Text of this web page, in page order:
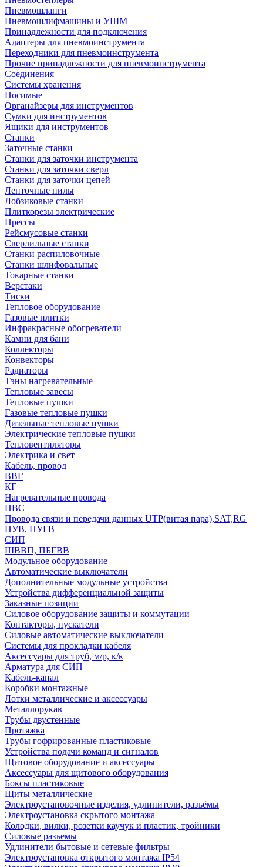
Пневмошланги
Пневмошлифмашины и УШМ
Принадлежности для подключения
Адаптеры для пневмоинструмента
Переходники для пневмоинструмента
Прочие принадлежности для пневмоинструмента
Соединения
Системы хранения
Носимые
Органайзеры для инструментов
Сумки для инструментов
Ящики для инструментов
Станки
Заточные станки
Станки для заточки инструмента
Станки для заточки сверл
Станки для заточки цепей
Ленточные пилы
Лобзиковые станки
Плиткорезы электрические
Прессы
Рейсмусовые станки
Сверлильные станки
Станки распиловочные
Станки шлифовальные
Токарные станки
Верстаки
Тиски
Тепловое оборудование
Газовые плитки
Инфракрасные обогреватели
Камни для бани
Коллекторы
Конвекторы
Радиаторы
Тэны нагревательные
Тепловые завесы
Тепловые пушки
Газовые тепловые пушки
Дизельные тепловые пушки
Электрические тепловые пушки
Тепловентиляторы
Электрика и свет
Кабель, провод
ВВГ
КГ
Нагревательные провода
ПВС
Провода связи и передачи данных UTP(витая пара),SAT,RG
ПУВ, ПУГВ
СИП
ШВВП, ПБГВВ
Модульное оборудование
Автоматические выключатели
Дополнительные модульные устройства
Устройства дифференциальной защиты
Заказные позиции
Силовое оборудование защиты и коммутации
Контакторы, пускатели
Силовые автоматические выключатели
Системы для прокладки кабеля
Аксессуары для труб, м/р, к/к
Арматура для СИП
Кабель-канал
Коробки монтажные
Лотки металлические и аксессуары
Металлорукав
Трубы двустенные
Протяжка
Трубы гофрированные пластиковые
Устройства подачи команд и сигналов
Щитовое оборудование и аксессуары
Аксессуары для щитового оборудования
Боксы пластиковые
Щиты металлические
Электроустановочные изделия, удлинители, разъёмы
Электроустановка скрытого монтажа
Колодки, вилки, розетки каучук и пластик, тройники
Силовые разъемы
Удлинители бытовые и сетевые фильтры
Электроустановка открытого монтажа IP54